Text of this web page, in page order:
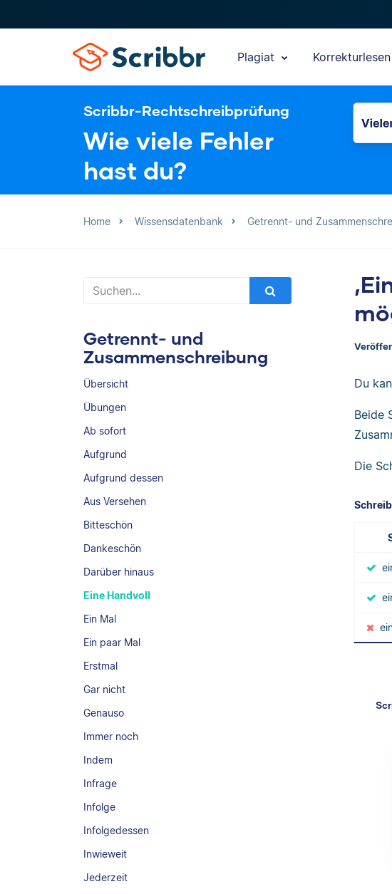
Plagiat Korrekturlesen
Scribbr-Rechtschreibprüfung
Wie viele Fehler
hast du?
Home Wissensdatenbank Getrennt- und
Getrennt- und
Zusammenschreibung
Übersicht
Übungen
Ab sofort
Aufgrund
Aufgrund dessen
Aus Versehen
Bitteschön
Dankeschön
Darüber hinaus
Eine Handvoll
Ein Mal
Ein paar Mal
Erstmal
Gar nicht
Genauso
Immer noch
Indem
Infrage
Infolge
Infolgedessen
Inwieweit
Jederzeit
Du
Beide
Die